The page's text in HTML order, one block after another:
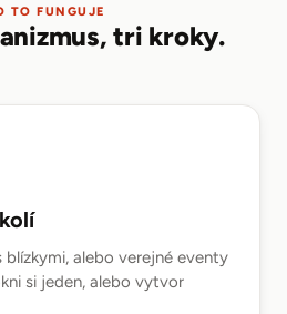
TO FUNGUJE
tri kroky.
blízkymi, alebo verejné eventy
si jeden, alebo vytvor